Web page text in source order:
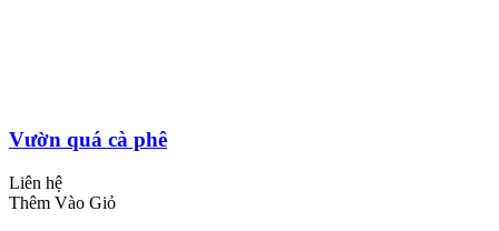
Vườn quá cà phê
Liên hệ
Thêm Vào Giỏ